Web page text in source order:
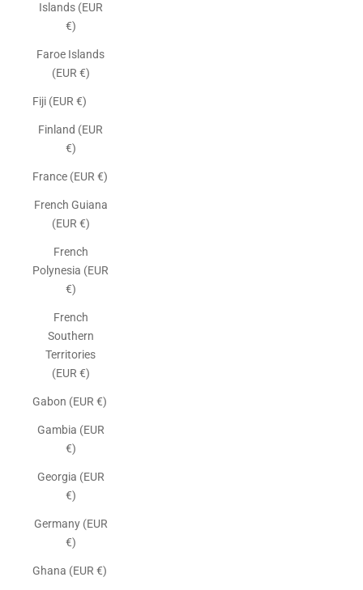
Islands (EUR
€)
Faroe Islands
(EUR €)
Fiji (EUR €)
Finland (EUR
€)
France (EUR €)
French Guiana
(EUR €)
French
Polynesia (EUR
€)
French
Southern
Territories
(EUR €)
Gabon (EUR €)
Gambia (EUR
€)
Georgia (EUR
€)
Germany (EUR
€)
Ghana (EUR €)